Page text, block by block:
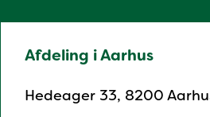
Afdeling i Aarhus
Hedeager 33, 8200